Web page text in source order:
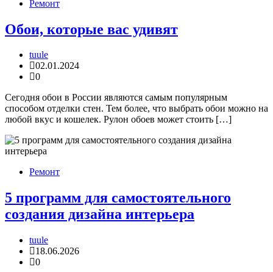
Ремонт
Обои, которые вас удивят
tuule
02.01.2024
0
Сегодня обои в России являются самым популярным
способом отделки стен. Тем более, что выбрать обои можно на
любой вкус и кошелек. Рулон обоев может стоить […]
Ремонт
5 программ для самостоятельного
создания дизайна интерьера
tuule
18.06.2026
0